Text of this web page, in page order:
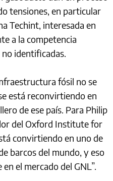
tensiones, en particular
Techint, interesada en
a la competencia
identificadas.
fósil no se
está reconvirtiendo en
de ese país. Para Philip
del Oxford Institute for
convirtiendo en uno de
barcos del mundo, y eso
el mercado del GNL”.